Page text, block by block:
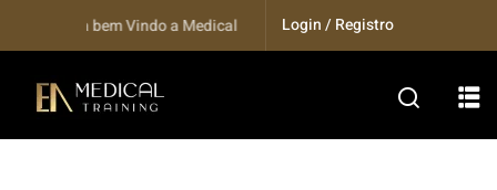
Seja bem Vindo a Medical Training...Login / Registro